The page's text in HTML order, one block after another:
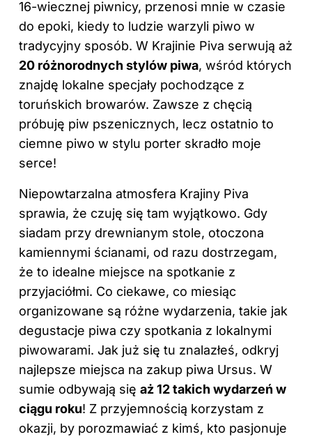
16-wiecznej piwnicy, przenosi mnie w czasie
do epoki, kiedy to ludzie warzyli piwo w
tradycyjny sposób. W Krajinie Piva serwują aż
20 różnorodnych stylów piwa, wśród których
znajdę lokalne specjały pochodzące z
toruńskich browarów. Zawsze z chęcią
próbuję piw pszenicznych, lecz ostatnio to
ciemne piwo w stylu porter skradło moje
serce!
Niepowtarzalna atmosfera Krajiny Piva
sprawia, że czuję się tam wyjątkowo. Gdy
siadam przy drewnianym stole, otoczona
kamiennymi ścianami, od razu dostrzegam,
że to idealne miejsce na spotkanie z
przyjaciółmi. Co ciekawe, co miesiąc
organizowane są różne wydarzenia, takie jak
degustacje piwa czy spotkania z lokalnymi
piwowarami. Jak już się tu znalazłeś, odkryj
najlepsze miejsca na zakup piwa Ursus. W
sumie odbywają się aż 12 takich wydarzeń w
ciągu roku! Z przyjemnością korzystam z
okazji, by porozmawiać z kimś, kto pasjonuje